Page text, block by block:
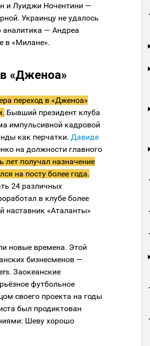
и Луиджи Ночентини —
Украинцу не удалось
аналитика — Андреа
в «Милане».
«Дженоа»
переход в «Дженоа»
Бывший президент клуба
импульсивной кадровой
как перчатки. Давиде
на должности главного
лет получал назначение
на посту более года.
24 различных
в клубе более
наставник «Аталанты»
новые времена. Этой
бизнесменов —
Заокеанские
футбольное
своего проекта на годы
был продиктован
Шеву хорошо